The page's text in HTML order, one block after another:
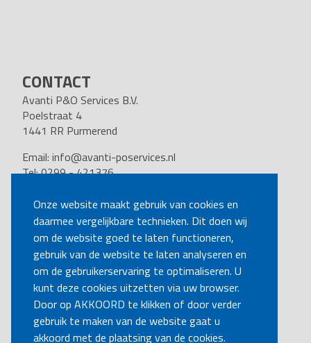
Onze website maakt gebruik van cookies en
daarmee vergelijkbare technieken. Dit doen wij
om de website goed te laten functioneren,
gebruik van de website te laten analyseren en
om de gebruikerservaring te optimaliseren. U
kunt deze cookies uitzetten via uw browser.
Door op AKKOORD te klikken of door verder
gebruik te maken van de website gaat u
akkoord met de plaatsing van de cookies.
CONTACT
Avanti P&O Services B.V.
Poelstraat 4
1441 RR Purmerend
Email: info@avanti-poservices.nl
Tel: 0299 - 421376
Kvk nummer: 37140121
VOLG ONS
BEL MIJ TERUG
MAAK EEN AFSPRAAK